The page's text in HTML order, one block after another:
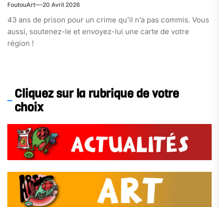
FoutouArt 20 Avril 2026
43 ans de prison pour un crime qu’il n’a pas commis. Vous
aussi, soutenez-le et envoyez-lui une carte de votre
région !
Cliquez sur la rubrique de votre
choix